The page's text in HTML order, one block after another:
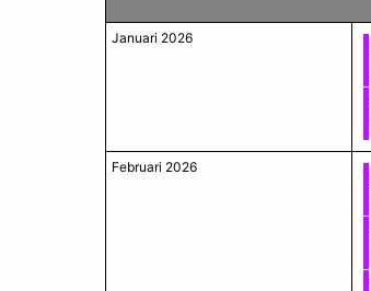
Januari 2026
Februari 2026